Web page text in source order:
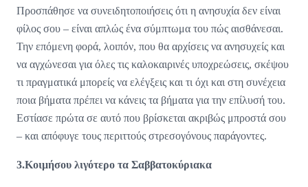
Προσπάθησε να συνειδητοποιήσεις ότι η ανησυχία δεν είναι
φίλος σου – είναι απλώς ένα σύμπτωμα του πώς αισθάνεσαι.
Την επόμενη φορά, λοιπόν, που θα αρχίσεις να ανησυχείς και
να αγχώνεσαι για όλες τις καλοκαιρινές υποχρεώσεις, σκέψου
τι πραγματικά μπορείς να ελέγξεις και τι όχι και στη συνέχεια
ποια βήματα πρέπει να κάνεις τα βήματα για την επίλυσή του.
Εστίασε πρώτα σε αυτό που βρίσκεται ακριβώς μπροστά σου
– και απόφυγε τους περιττούς στρεσογόνους παράγοντες.
3.Κοιμήσου λιγότερο τα Σαββατοκύριακα